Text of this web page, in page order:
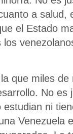
a salud,
el Estado
que miles
No es
ni
Venezuela